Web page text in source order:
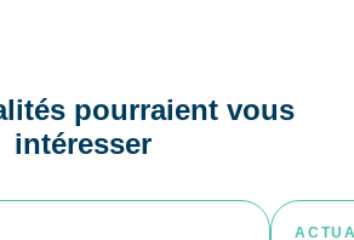
pourraient vous
intéresser